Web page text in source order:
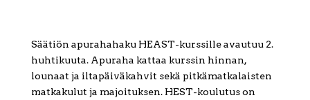
Säätiön apurahahaku HEAST-kurssille avautuu 2.
huhtikuuta. Apuraha kattaa kurssin hinnan,
lounaat ja iltapäiväkahvit sekä pitkämatkalaisten
matkakulut ja majoituksen. HEST-koulutus on